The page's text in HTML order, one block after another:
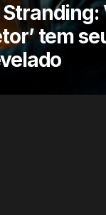
Stranding:
tem